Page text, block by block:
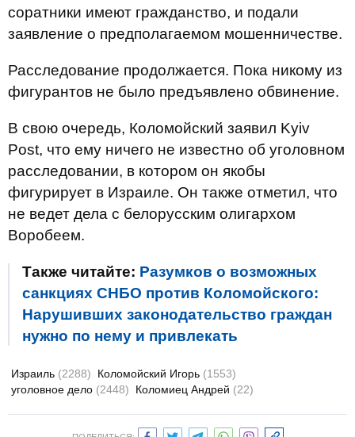
соратники имеют гражданство, и подали
заявление о предполагаемом мошенничестве.
Расследование продолжается. Пока никому из
фигурантов не было предъявлено обвинение.
В свою очередь, Коломойский заявил Kyiv
Post, что ему ничего не известно об уголовном
расследовании, в котором он якобы
фигурирует в Израиле. Он также отметил, что
не ведет дела с белорусским олигархом
Воробеем.
Также читайте: Разумков о возможных
санкциях СНБО против Коломойского:
Нарушивших законодательство граждан
нужно по нему и привлекать
Израиль (2288) Коломойский Игорь (1553)
уголовное дело (2448) Коломиец Андрей (22)